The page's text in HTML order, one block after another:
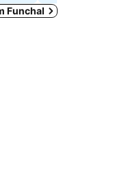
Funchal